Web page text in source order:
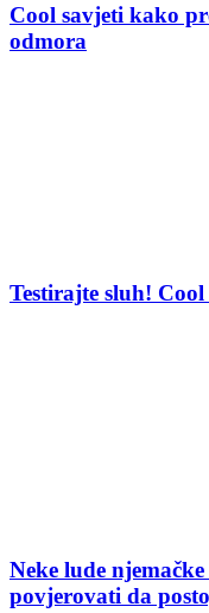
Cool savjeti kako
odmora
Testirajte sluh!
Neke lude
povjerovati da